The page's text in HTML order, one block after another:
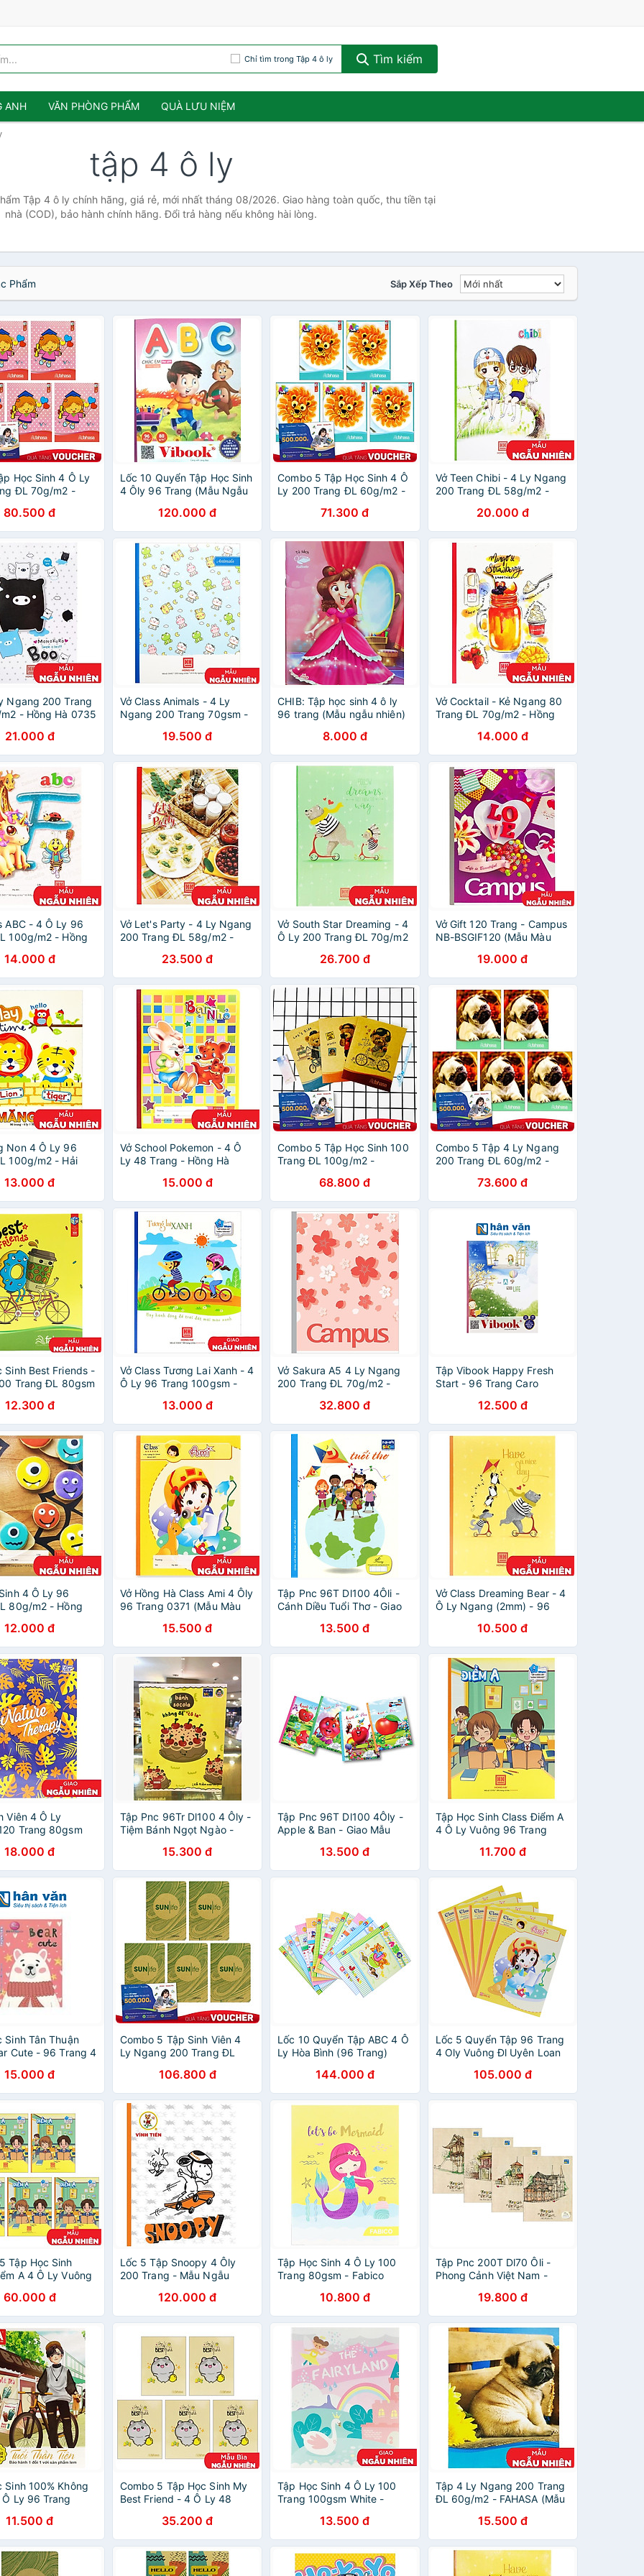
Chỉ tìm trong Tập 4 ô ly Tìm kiếm
ANH VĂN PHÒNG PHẨM QUÀ LƯU NIỆM
tập 4 ô ly
Tập 4 ô ly chính hãng, giá rẻ, mới nhất tháng 08/2026. Giao hàng toàn quốc, thu tiền tại
nhà (COD), bảo hành chính hãng. Đổi trả hàng nếu không hài lòng.
Phẩm Sắp Xếp Theo
Học Sinh 4 Ô Ly
ĐL 70g/m2 -
80.500 đ
Lốc 10 Quyển Tập Học Sinh
4 Ôly 96 Trang (Mẫu Ngẫu
120.000 đ
Combo 5 Tập Học Sinh 4 Ô
Ly 200 Trang ĐL 60g/m2 -
Ngẫu Nhiên)71.300 đ
Vở Teen Chibi - 4 Ly Ngang
200 Trang ĐL 58g/m2 -
Ngẫu Nhiên)20.000 đ
Ngang 200 Trang
- Hồng Hà 0735
21.000 đ
Vở Class Animals - 4 Ly
Ngang 200 Trang 70gsm -
Giao Ngẫu Nhiên)
19.500 đ
CHIB: Tập học sinh 4 ô ly
96 trang (Mẫu ngẫu nhiên)
8.000 đ
Vở Cocktail - Kẻ Ngang 80
Trang ĐL 70g/m2 - Hồng
14.000 đ
ABC - 4 Ô Ly 96
100g/m2 - Hồng
14.000 đ
Vở Let's Party - 4 Ly Ngang
200 Trang ĐL 58g/m2 -
Giao Ngẫu Nhiên)
23.500 đ
Vở South Star Dreaming - 4
Ô Ly 200 Trang ĐL 70g/m2
Giao Ngẫu Nhiên)
26.700 đ
Vở Gift 120 Trang - Campus
NB-BSGIF120 (Mẫu Màu
19.000 đ
Non 4 Ô Ly 96
100g/m2 - Hải
13.000 đ
Vở School Pokemon - 4 Ô
Ly 48 Trang - Hồng Hà
15.000 đ
Combo 5 Tập Học Sinh 100
Trang ĐL 100g/m2 -
Màu Giao Ngẫu Nhiên)
68.800 đ
Combo 5 Tập 4 Ly Ngang
200 Trang ĐL 60g/m2 -
Ngẫu Nhiên)73.600 đ
Sinh Best Friends -
Trang ĐL 80gsm
Giao Ngẫu
12.300 đ
Vở Class Tương Lai Xanh - 4
Ô Ly 96 Trang 100gsm -
Giao Ngẫu Nhiên)
13.000 đ
Vở Sakura A5 4 Ly Ngang
200 Trang ĐL 70g/m2 -
Màu Hồng Cam
32.800 đ
Tập Vibook Happy Fresh
Start - 96 Trang Caro
12.500 đ
4 Ô Ly 96
80g/m2 - Hồng
Giao Ngẫu
12.000 đ
Vở Hồng Hà Class Ami 4 Ôly
96 Trang 0371 (Mẫu Màu
15.500 đ
Tập Pnc 96T Dl100 4Ôli -
Cánh Diều Tuổi Thơ - Giao
13.500 đ
Vở Class Dreaming Bear - 4
Ô Ly Ngang (2mm) - 96
Giao Ngẫu Nhiên)
10.500 đ
Viên 4 Ô Ly
Trang 80gsm
(Mẫu Màu Giao
18.000 đ
Tập Pnc 96Tr Dl100 4 Ôly -
Tiệm Bánh Ngọt Ngào -
15.300 đ
Tập Pnc 96T Dl100 4Ôly -
Apple & Ban - Giao Mẫu
13.500 đ
Tập Học Sinh Class Điểm A
4 Ô Ly Vuông 96 Trang
11.700 đ
Sinh Tân Thuận
Cute - 96 Trang 4
15.000 đ
Combo 5 Tập Sinh Viên 4
Ly Ngang 200 Trang ĐL
Kraft SunLife (Mẫu Màu
Giao Ngẫu Nhiên)
106.800 đ
Lốc 10 Quyển Tập ABC 4 Ô
Ly Hòa Bình (96 Trang)
144.000 đ
Lốc 5 Quyển Tập 96 Trang
4 Oly Vuông Đl Uyên Loan
105.000 đ
Tập Học Sinh
A 4 Ô Ly Vuông
60.000 đ
Lốc 5 Tập Snoopy 4 Ôly
200 Trang - Mẫu Ngẫu
120.000 đ
Tập Học Sinh 4 Ô Ly 100
Trang 80gsm - Fabico
10.800 đ
Tập Pnc 200T Dl70 Ôli -
Phong Cảnh Việt Nam -
19.800 đ
Sinh 100% Không
Ly 96 Trang
(Mẫu Màu Giao
11.500 đ
Combo 5 Tập Học Sinh My
Best Friend - 4 Ô Ly 48
5341 (Mẫu Bìa Giao Ngẫu
Nhiên)
35.200 đ
Tập Học Sinh 4 Ô Ly 100
Trang 100gsm White -
Màu Giao Ngẫu Nhiên)
13.500 đ
Tập 4 Ly Ngang 200 Trang
ĐL 60g/m2 - FAHASA (Mẫu
15.500 đ